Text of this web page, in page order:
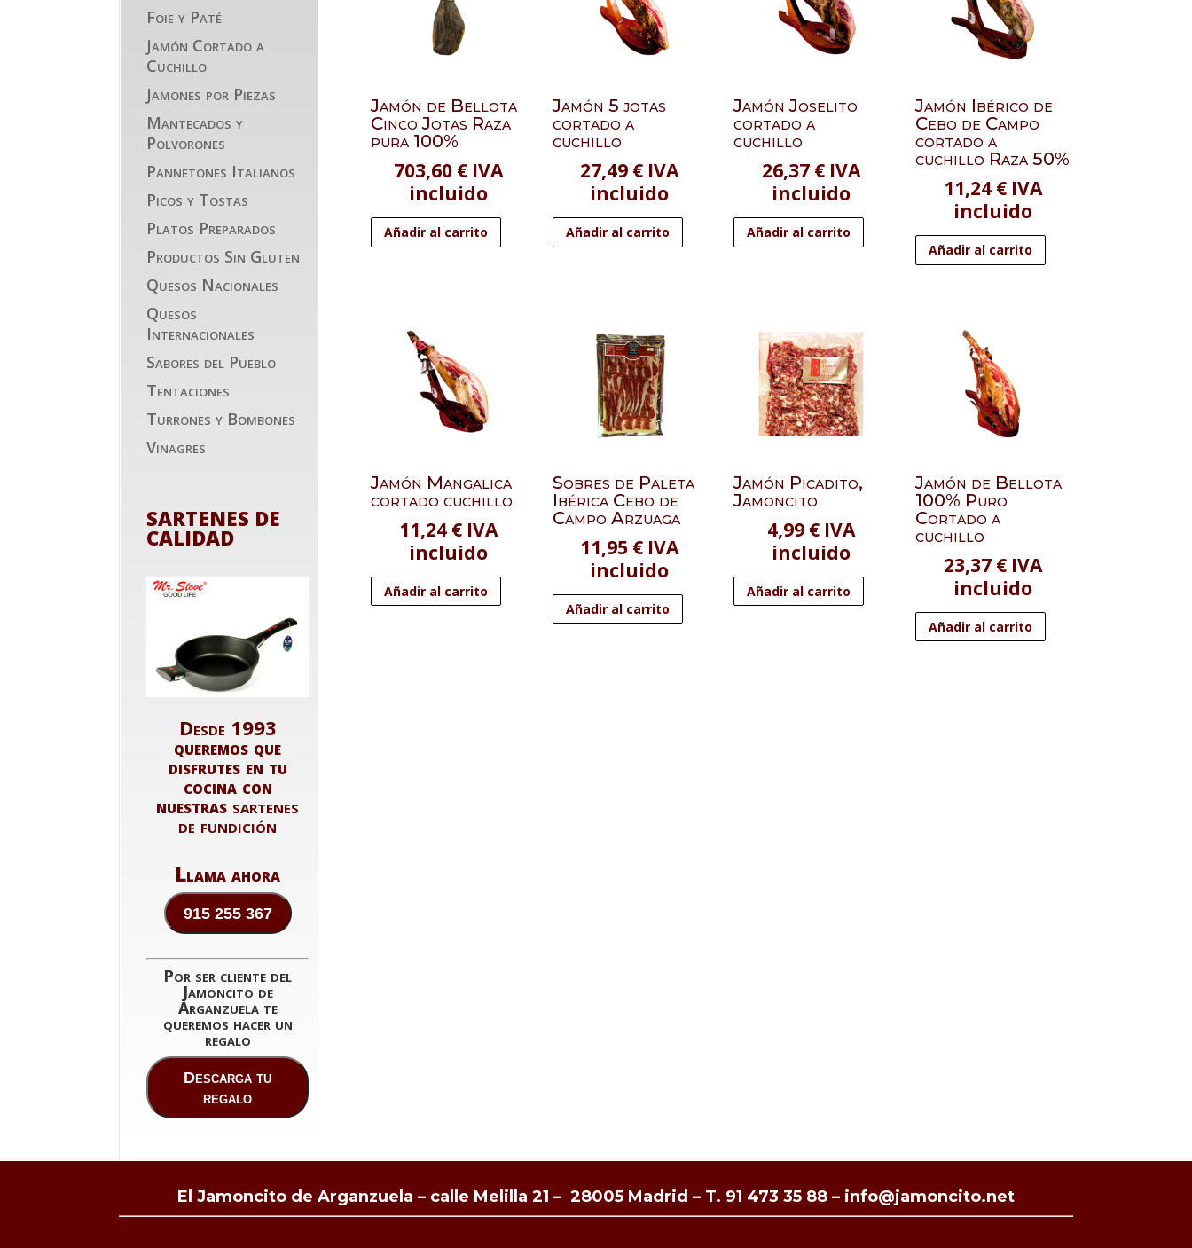
Foie y Paté
Jamón Cortado a
Cuchillo
Jamones por Piezas
Mantecados y
Polvorones
Pannetones Italianos
Picos y Tostas
Platos Preparados
Productos Sin Gluten
Quesos Nacionales
Quesos
Internacionales
Sabores del Pueblo
Tentaciones
Turrones y Bombones
Vinagres
SARTENES DE
CALIDAD
Desde 1993
queremos que
disfrutes en tu
cocina con
nuestras sartenes
de fundición
Llama ahora
915 255 367
Por ser cliente del
Jamoncito de
Arganzuela te
queremos hacer un
regalo
Descarga tu
regalo
Jamón de Bellota
Cinco Jotas Raza
pura 100%
703,60 € IVA
incluido
Añadir al carrito
Jamón 5 jotas
cortado a
cuchillo
27,49 € IVA
incluido
Añadir al carrito
Jamón Joselito
cortado a
cuchillo
26,37 € IVA
incluido
Añadir al carrito
Jamón Ibérico de
Cebo de Campo
cortado a
cuchillo Raza 50%
11,24 € IVA
incluido
Añadir al carrito
Jamón Mangalica
cortado cuchillo
11,24 € IVA
incluido
Añadir al carrito
Sobres de Paleta
Ibérica Cebo de
Campo Arzuaga
11,95 € IVA
incluido
Añadir al carrito
Jamón Picadito,
Jamoncito
4,99 € IVA
incluido
Añadir al carrito
Jamón de Bellota
100% Puro
Cortado a
cuchillo
23,37 € IVA
incluido
Añadir al carrito
El Jamoncito de Arganzuela – calle Melilla 21 – 28005 Madrid – T. 91 473 35 88 – info@jamoncito.net